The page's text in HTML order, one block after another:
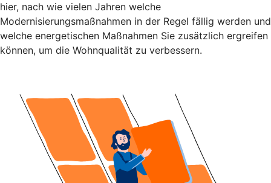
hier, nach wie vielen Jahren welche
Modernisierungsmaßnahmen in der Regel fällig werden und
welche energetischen Maßnahmen Sie zusätzlich ergreifen
können, um die Wohnqualität zu verbessern.